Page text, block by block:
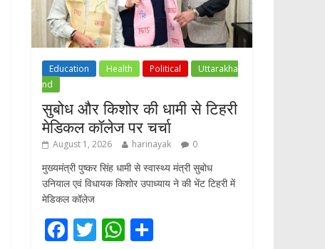
Education Health Political
Uttarakha
nd
सुबोध और किशोर की धामी से टिहरी
मेडिकल कॉलेज पर चर्चा
August 1, 2026 harinayak 0
मुख्यमंत्री पुष्कर सिंह धामी से स्वास्थ्य मंत्री सुबोध
उनियाल एवं विधायक किशोर उपाध्याय ने की भेंट टिहरी में
मेडिकल कॉलेज
F T W